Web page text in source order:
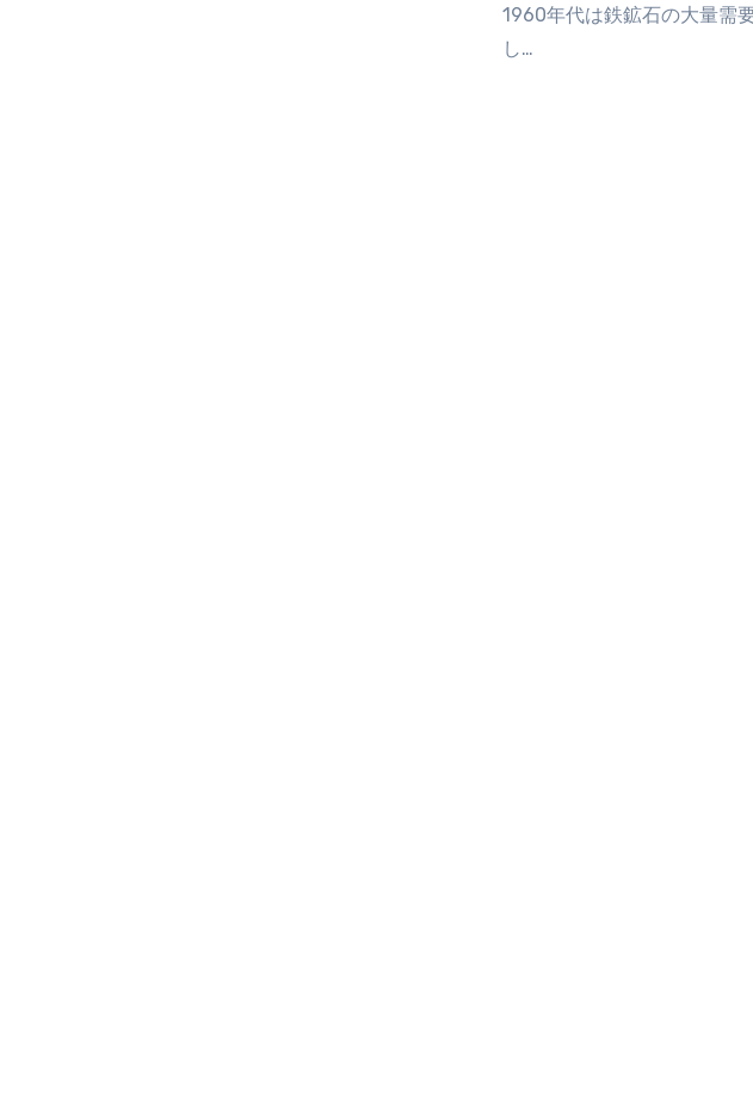
1960年代は鉄鉱石の大量需要と大量供給の双方の条件が成立
し…